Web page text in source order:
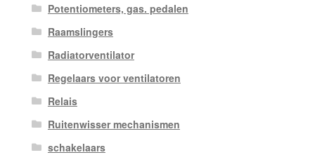
Potentiometers, gas. pedalen
Raamslingers
Radiatorventilator
Regelaars voor ventilatoren
Relais
Ruitenwisser mechanismen
schakelaars